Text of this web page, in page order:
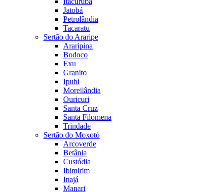
Jatobá
Petrolândia
Tacaratu
Sertão do Araripe
Araripina
Bodoco
Exu
Granito
Ipubi
Moreilândia
Ouricuri
Santa Cruz
Santa Filomena
Trindade
Sertão do Moxotó
Arcoverde
Betânia
Custódia
Ibimirim
Inajá
Manari